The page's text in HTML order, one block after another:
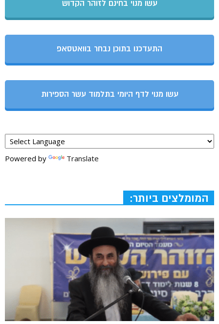
עשו מנוי בחינם לזוהר הקדוש
התעדכנו בתוכן נבחר בוואטסאפ
עשו מנוי לדף היומי בתלמוד עשר הספירות
Powered by Translate
המומלצים ביותר: